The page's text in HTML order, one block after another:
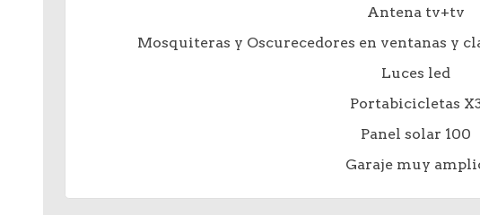
Antena tv+tv
Mosquiteras y Oscurecedores en ventanas y
Luces led
Portabicicletas
Panel solar 100
Garaje muy